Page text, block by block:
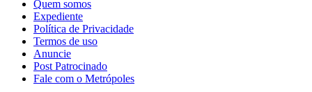
Quem somos
Expediente
Política de Privacidade
Termos de uso
Anuncie
Post Patrocinado
Fale com o Metrópoles